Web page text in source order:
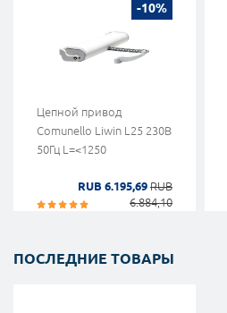
-10%
Цепной привод
Comunello Liwin L25 230В
50Гц L=<1250
RUB 6.195,69 RUB
6.884,10
ПОСЛЕДНИЕ ТОВАРЫ